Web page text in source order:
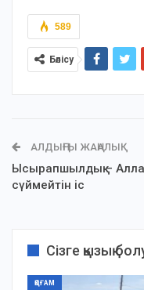
589
Бөлісу
АЛДЫҢҒЫ ЖАҢАЛЫҚ
Ысырапшылдық – Алла
сүймейтін іс
Сізге қызық
ҚОҒАМ